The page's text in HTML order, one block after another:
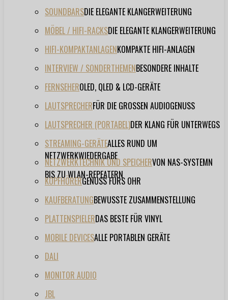
SOUNDBARSDIE ELEGANTE KLANGERWEITERUNG
MÖBEL / HIFI-RACKSDIE ELEGANTE KLANGERWEITERUNG
HIFI-KOMPAKTANLAGENKOMPAKTE HIFI-ANLAGEN
INTERVIEW / SONDERTHEMENBESONDERE INHALTE
FERNSEHEROLED, QLED & LCD-GERÄTE
LAUTSPRECHERFÜR DIE GROSSEN AUDIOGENUSS
LAUTSPRECHER (PORTABEL)DER KLANG FÜR UNTERWEGS
STREAMING-GERÄTEALLES RUND UM
NETZWERKWIEDERGABE
NETZWERKTECHNIK UND SPEICHERVON NAS-SYSTEMN
BIS ZU WLAN-REPEATERN
KOPFHÖRERGENUSS FÜRS OHR
KAUFBERATUNGBEWUSSTE ZUSAMMENSTELLUNG
PLATTENSPIELERDAS BESTE FÜR VINYL
MOBILE DEVICESALLE PORTABLEN GERÄTE
DALI
MONITOR AUDIO
JBL